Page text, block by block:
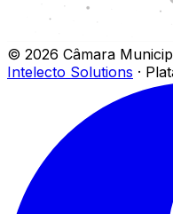
© 2026 Câmara
Intelecto Solutions ·